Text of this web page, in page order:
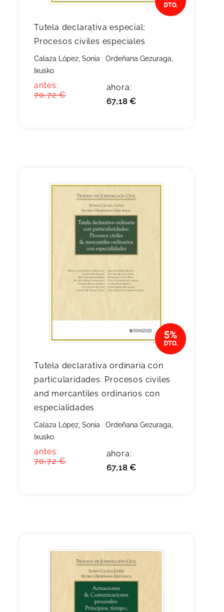
Tutela declarativa especial:
Procesos civiles especiales
Calaza López, Sonia ; Ordeñana Gezuraga,
Ixusko
antes:
70,72 €
ahora:
67,18 €
Tutela declarativa ordinaria con
particularidades: Procesos civiles
and mercantiles ordinarios con
especialidades
Calaza López, Sonia ; Ordeñana Gezuraga,
Ixusko
antes:
70,72 €
ahora:
67,18 €